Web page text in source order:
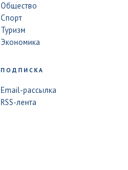
Общество
Спорт
Туризм
Экономика
ПОДПИСКА
Email-рассылка
RSS-лента